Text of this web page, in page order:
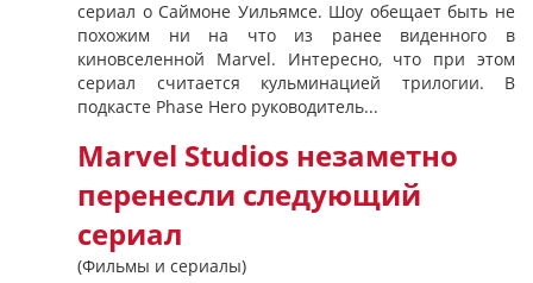
сериал о Саймоне Уильямсе. Шоу обещает быть не
похожим ни на что из ранее виденного в
киновселенной Marvel. Интересно, что при этом
сериал считается кульминацией трилогии. В
подкасте Phase Hero руководитель...
Marvel Studios незаметно
перенесли следующий
сериал
(Фильмы и сериалы)